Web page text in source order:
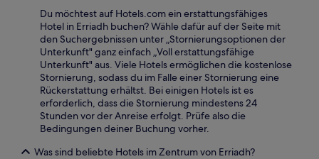
Du möchtest auf Hotels.com ein erstattungsfähiges
Hotel in Erriadh buchen? Wähle dafür auf der Seite mit
den Suchergebnissen unter „Stornierungsoptionen der
Unterkunft" ganz einfach „Voll erstattungsfähige
Unterkunft" aus. Viele Hotels ermöglichen die kostenlose
Stornierung, sodass du im Falle einer Stornierung eine
Rückerstattung erhältst. Bei einigen Hotels ist es
erforderlich, dass die Stornierung mindestens 24
Stunden vor der Anreise erfolgt. Prüfe also die
Bedingungen deiner Buchung vorher.
Was sind beliebte Hotels im Zentrum von Erriadh?